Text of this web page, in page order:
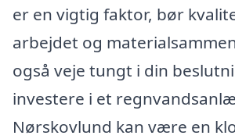
er en vigtig faktor, bør
arbejdet og
også veje tungt i din
investere i et
Nørskovlund kan være en